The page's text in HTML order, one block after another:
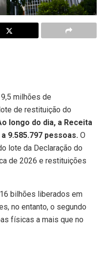
milhões de
de restituição do
longo do dia, a Receita
9.585.797 pessoas. O
lote da Declaração do
de 2026 e restituições
bilhões liberados em
no entanto, o segundo
físicas a mais que no